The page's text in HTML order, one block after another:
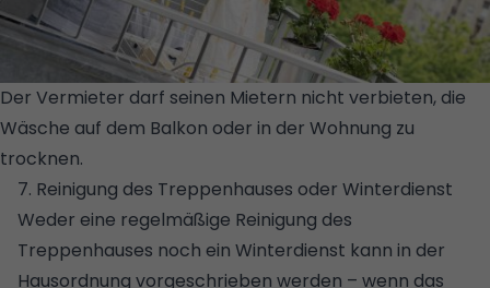
Der Vermieter darf seinen Mietern nicht verbieten, die
Wäsche auf dem Balkon oder in der Wohnung zu
trocknen.
7. Reinigung des Treppenhauses oder Winterdienst
Weder eine regelmäßige Reinigung des
Treppenhauses noch ein Winterdienst kann in der
Hausordnung vorgeschrieben werden – wenn das